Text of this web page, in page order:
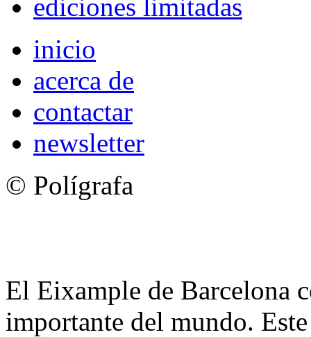
ediciones limitadas
inicio
acerca de
contactar
newsletter
© Polígrafa
El Eixample de Barcelona
importante del mundo.